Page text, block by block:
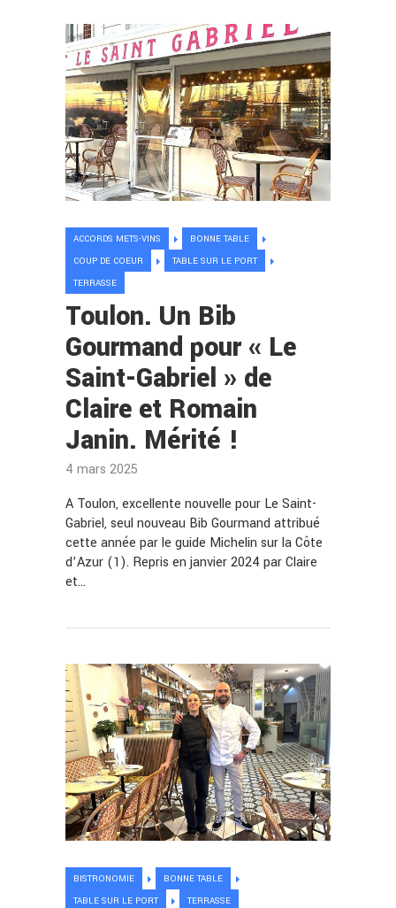
ACCORDS METS-VINS
BONNE TABLE
COUP DE COEUR
TABLE SUR LE PORT
TERRASSE
Toulon. Un Bib
Gourmand pour « Le
Saint-Gabriel » de
Claire et Romain
Janin. Mérité !
4 mars 2025
A Toulon, excellente nouvelle pour Le Saint-
Gabriel, seul nouveau Bib Gourmand attribué
cette année par le guide Michelin sur la Côte
d’Azur (1). Repris en janvier 2024 par Claire
et…
BISTRONOMIE
BONNE TABLE
TABLE SUR LE PORT
TERRASSE